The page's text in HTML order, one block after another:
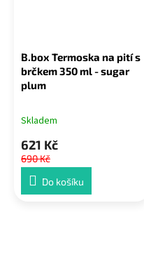
B.box Termoska na pití s
brčkem 350 ml - sugar
plum
Skladem
621 Kč
690 Kč
Do košíku